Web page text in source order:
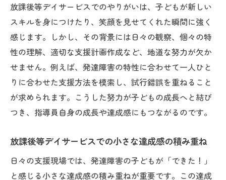
放課後等デイサービスでのやりがいは、子どもが新しい
スキルを身につけたり、笑顔を見せてくれた瞬間に強く
感じます。しかし、その背景には日々の観察、個々の特
性の理解、適切な支援計画作成など、地道な努力が欠か
せません。例えば、発達障害の特性に合わせて一人ひと
りに合わせた支援方法を模索し、試行錯誤を重ねること
が求められます。こうした努力が子どもの成長へと結び
つき、指導員自身の成長や達成感にもつながるのです。
放課後等デイサービスでの小さな達成感の積み重ね
日々の支援現場では、発達障害の子どもが「できた！」
と感じる小さな達成感の積み重ねが重要です。この達成